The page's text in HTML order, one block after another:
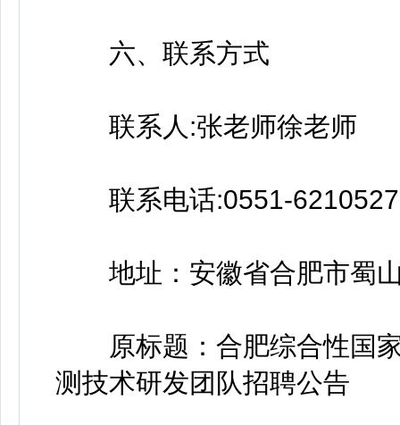
六、联系方式
联系人:张老师徐老师
联系电话:0551-
地址：安徽省合肥市蜀山
原标题：合肥综合性国家
测技术研发团队招聘公告